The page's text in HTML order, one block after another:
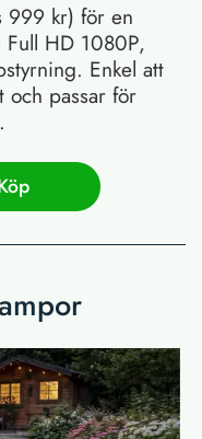
kr) för en
Full HD 1080P,
Enkel att
och passar för